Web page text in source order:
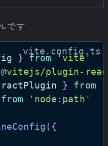
です
vite.config.ts
} from
'vite'
plugin-
} from
from 'node:path'
( {